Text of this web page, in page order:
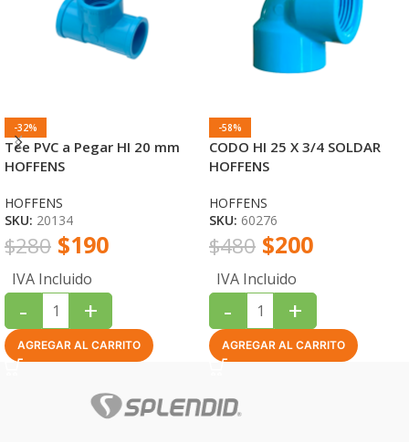
-32%
Tee PVC a Pegar HI 20 mm
HOFFENS
HOFFENS
SKU: 20134
$280 $190
IVA Incluido
- +
AGREGAR AL CARRITO
-58%
CODO HI 25 X 3/4 SOLDAR
HOFFENS
HOFFENS
SKU: 60276
$480 $200
IVA Incluido
- +
AGREGAR AL CARRITO